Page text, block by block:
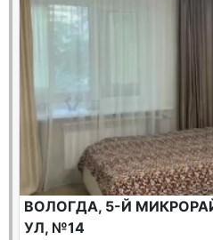
ВОЛОГДА, 5-Й
УЛ, №14